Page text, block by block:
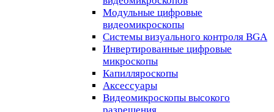
Модульные цифровые
видеомикроскопы
Cистемы визуального контроля BGA
Инвертированные цифровые
микроскопы
Капилляроскопы
Аксессуары
Видеомикроскопы высокого
разрешения